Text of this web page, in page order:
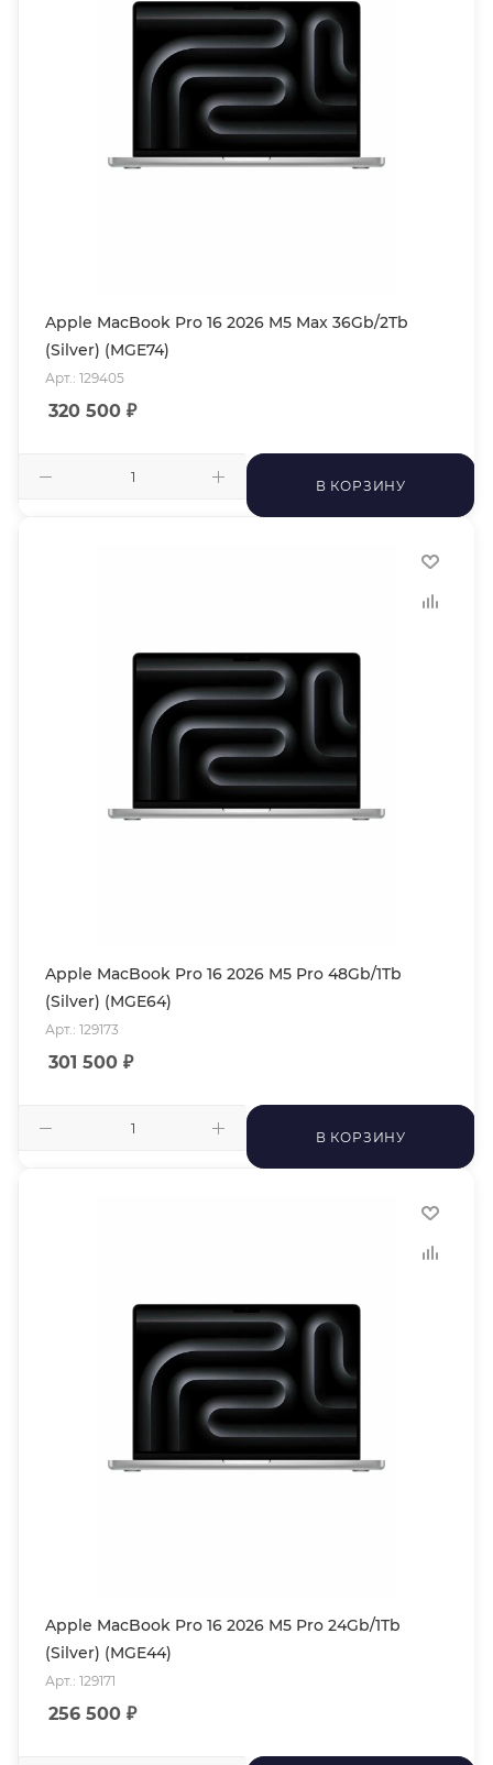
Apple MacBook Pro 16 2026 M5 Max 36Gb/2Tb
(Silver) (MGE74)
Арт.: 129405
320 500 ₽
В КОРЗИНУ
Apple MacBook Pro 16 2026 M5 Pro 48Gb/1Tb
(Silver) (MGE64)
Арт.: 129173
301 500 ₽
В КОРЗИНУ
Apple MacBook Pro 16 2026 M5 Pro 24Gb/1Tb
(Silver) (MGE44)
Арт.: 129171
256 500 ₽